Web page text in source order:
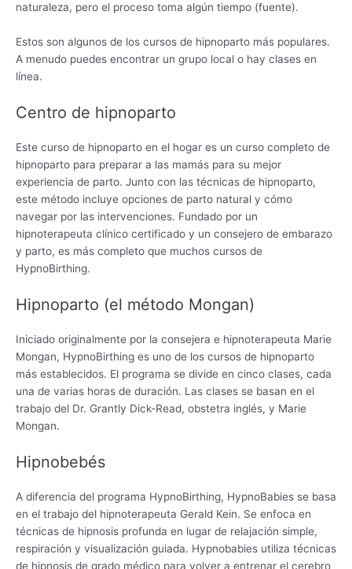
naturaleza, pero el proceso toma algún tiempo (fuente).
Estos son algunos de los cursos de hipnoparto más populares.
A menudo puedes encontrar un grupo local o hay clases en
línea.
Centro de hipnoparto
Este curso de hipnoparto en el hogar es un curso completo de
hipnoparto para preparar a las mamás para su mejor
experiencia de parto. Junto con las técnicas de hipnoparto,
este método incluye opciones de parto natural y cómo
navegar por las intervenciones. Fundado por un
hipnoterapeuta clínico certificado y un consejero de embarazo
y parto, es más completo que muchos cursos de
HypnoBirthing.
Hipnoparto (el método Mongan)
Iniciado originalmente por la consejera e hipnoterapeuta Marie
Mongan, HypnoBirthing es uno de los cursos de hipnoparto
más establecidos. El programa se divide en cinco clases, cada
una de varias horas de duración. Las clases se basan en el
trabajo del Dr. Grantly Dick-Read, obstetra inglés, y Marie
Mongan.
Hipnobebés
A diferencia del programa HypnoBirthing, HypnoBabies se basa
en el trabajo del hipnoterapeuta Gerald Kein. Se enfoca en
técnicas de hipnosis profunda en lugar de relajación simple,
respiración y visualización guiada. Hypnobabies utiliza técnicas
de hipnosis de grado médico para volver a entrenar el cerebro